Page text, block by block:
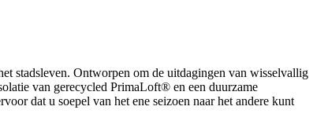
stadsleven. Ontworpen om de uitdagingen van wisselvallig
van gerecycled PrimaLoft® en een duurzame
dat u soepel van het ene seizoen naar het andere kunt